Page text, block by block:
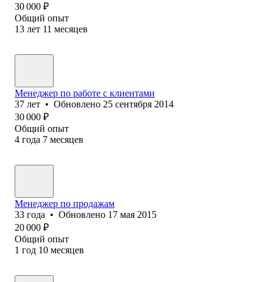
30 000 ₽
Общий опыт
13 лет 11 месяцев
Менеджер по работе с клиентами
37 лет • Обновлено 25 сентября 2014
30 000 ₽
Общий опыт
4 года 7 месяцев
Менеджер по продажам
33 года • Обновлено 17 мая 2015
20 000 ₽
Общий опыт
1 год 10 месяцев